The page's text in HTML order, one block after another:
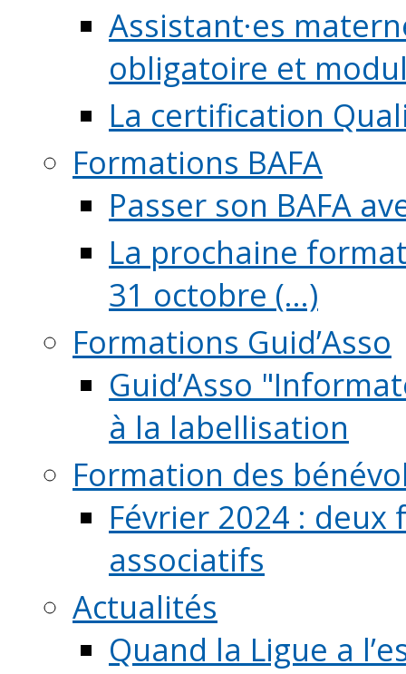
Assistant·es
obligatoire et
La certification
Formations BAFA
Passer son BAFA
La prochaine
31 octobre (...)
Formations Guid’Asso
Guid’Asso
à la labellisation
Formation des
Février 2024 :
associatifs
Actualités
Quand la Ligue a